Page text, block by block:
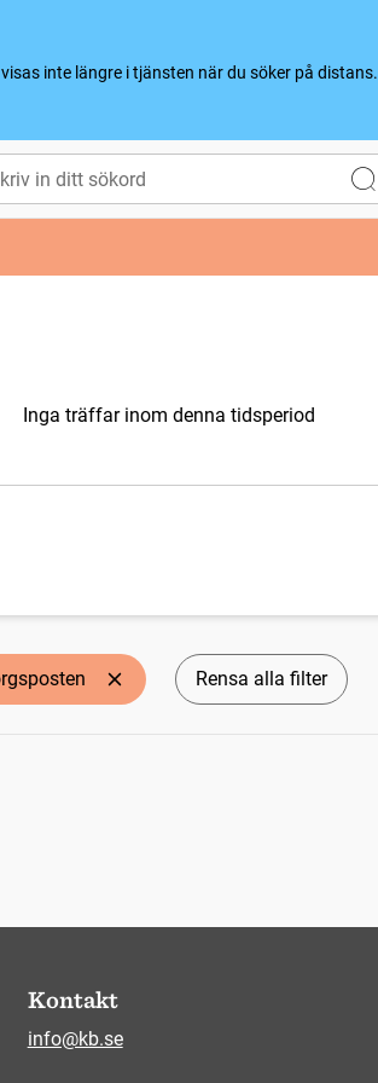
inte längre i tjänsten när du söker på distans.
Inga träffar inom denna tidsperiod
Rensa alla filter
Kontakt
info@kb.se